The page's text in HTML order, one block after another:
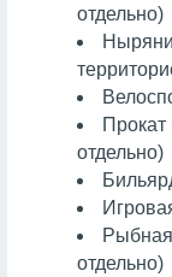
отдельно)
Прокат
отдельно)
отдельно)